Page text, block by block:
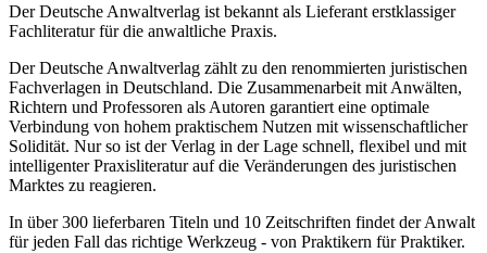
Der Deutsche Anwaltverlag ist bekannt als Lieferant erstklassiger
Fachliteratur für die anwaltliche Praxis.
Der Deutsche Anwaltverlag zählt zu den renommierten juristischen
Fachverlagen in Deutschland. Die Zusammenarbeit mit Anwälten,
Richtern und Professoren als Autoren garantiert eine optimale
Verbindung von hohem praktischem Nutzen mit wissenschaftlicher
Solidität. Nur so ist der Verlag in der Lage schnell, flexibel und mit
intelligenter Praxisliteratur auf die Veränderungen des juristischen
Marktes zu reagieren.
In über 300 lieferbaren Titeln und 10 Zeitschriften findet der Anwalt
für jeden Fall das richtige Werkzeug - von Praktikern für Praktiker.